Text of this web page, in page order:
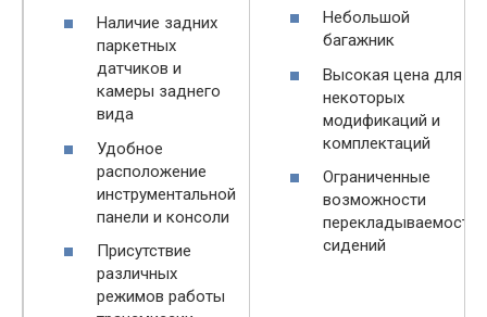
Наличие задних
паркетных
датчиков и
камеры заднего
вида
Удобное
расположение
инструментальной
панели и консоли
Присутствие
различных
режимов работы
Небольшой
багажник
Высокая цена для
некоторых
модификаций и
комплектаций
Ограниченные
возможности
перекладываемости
сидений